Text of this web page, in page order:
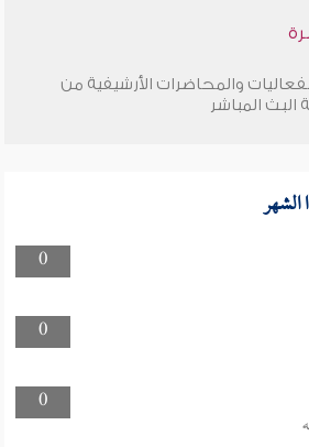
والمحاضرات الأرشيفية من
المباشر
الشهر
0
0
0